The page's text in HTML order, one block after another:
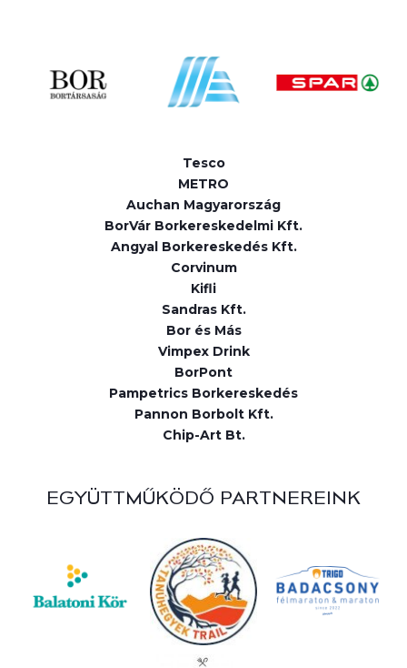
Tesco
METRO
Auchan Magyarország
BorVár Borkereskedelmi Kft.
Angyal Borkereskedés Kft.
Corvinum
Kifli
Sandras Kft.
Bor és Más
Vimpex Drink
BorPont
Pampetrics Borkereskedés
Pannon Borbolt Kft.
Chip-Art Bt.
EGYÜTTMŰKÖDŐ PARTNEREINK